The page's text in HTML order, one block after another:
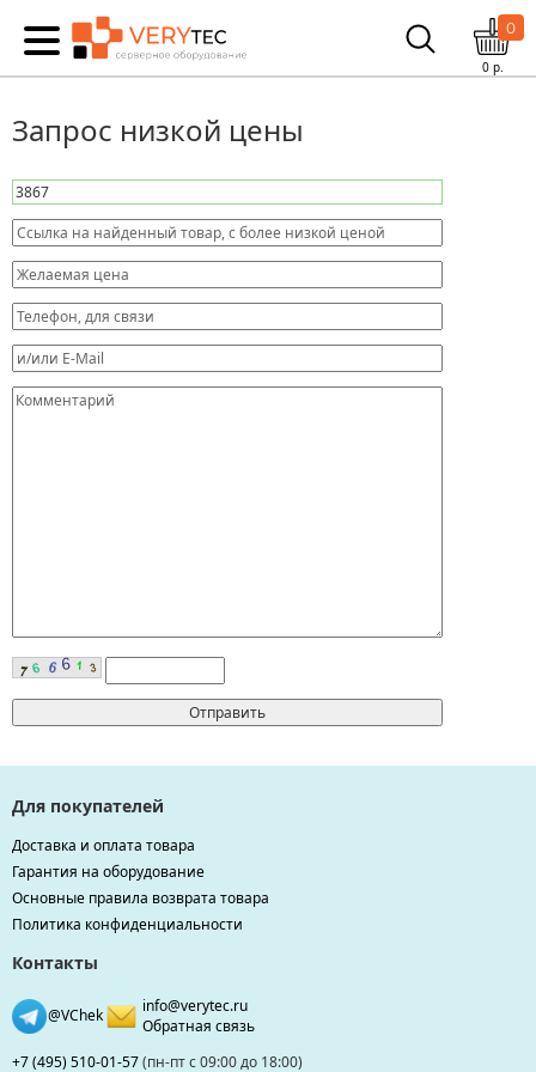
0
0р.
Запрос низкой цены
Для покупателей
Доставка и оплата товара
Гарантия на оборудование
Основные правила возврата товара
Политика конфиденциальности
Контакты
@VChek
info@verytec.ru
Обратная связь
+7 (495) 510-01-57(пн-пт с 09:00 до 18:00)